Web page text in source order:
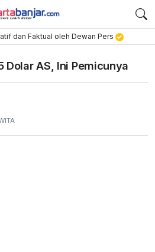
dan Faktual oleh Dewan Pers
Dolar AS, Ini Pemicunya